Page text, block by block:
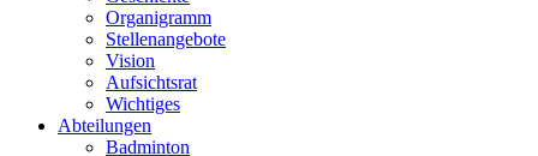
Organigramm
Stellenangebote
Vision
Aufsichtsrat
Wichtiges
Abteilungen
Badminton